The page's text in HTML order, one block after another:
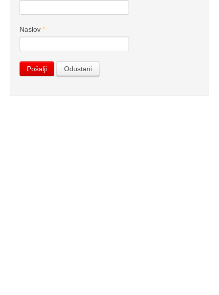
Naslov *
Pošalji Odustani